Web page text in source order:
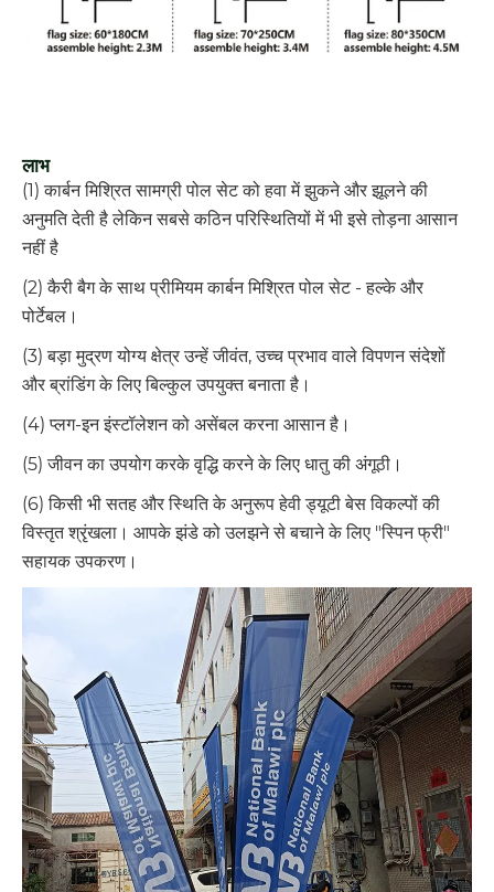
लाभ
(1) कार्बन मिश्रित सामग्री पोल सेट को हवा में झुकने और झूलने की
अनुमति देती है लेकिन सबसे कठिन परिस्थितियों में भी इसे तोड़ना आसान
नहीं है
(2) कैरी बैग के साथ प्रीमियम कार्बन मिश्रित पोल सेट - हल्के और
पोर्टेबल।
(3) बड़ा मुद्रण योग्य क्षेत्र उन्हें जीवंत, उच्च प्रभाव वाले विपणन संदेशों
और ब्रांडिंग के लिए बिल्कुल उपयुक्त बनाता है।
(4) प्लग-इन इंस्टॉलेशन को असेंबल करना आसान है।
(5) जीवन का उपयोग करके वृद्धि करने के लिए धातु की अंगूठी।
(6) किसी भी सतह और स्थिति के अनुरूप हेवी ड्यूटी बेस विकल्पों की
विस्तृत श्रृंखला। आपके झंडे को उलझने से बचाने के लिए "स्पिन फ्री"
सहायक उपकरण।